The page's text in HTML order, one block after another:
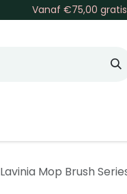
Vanaf €75,00
Lavinia Mop Brush